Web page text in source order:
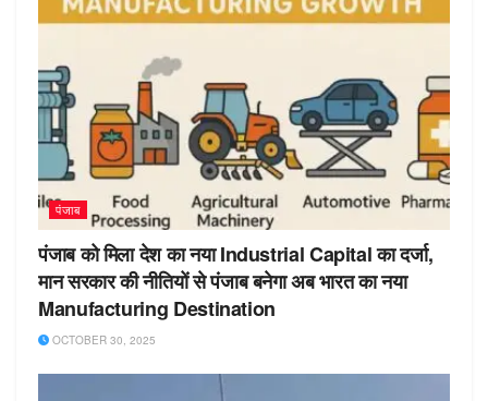
पंजाब
पंजाब को मिला देश का नया Industrial Capital का दर्जा,
मान सरकार की नीतियों से पंजाब बनेगा अब भारत का नया
Manufacturing Destination
OCTOBER 30, 2025